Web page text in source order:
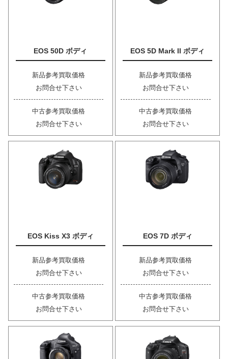
EOS 50D ボディ
新品参考買取価格
お問合せ下さい
中古参考買取価格
お問合せ下さい
EOS 5D Mark II ボディ
新品参考買取価格
お問合せ下さい
中古参考買取価格
お問合せ下さい
EOS Kiss X3 ボディ
新品参考買取価格
お問合せ下さい
中古参考買取価格
お問合せ下さい
EOS 7D ボディ
新品参考買取価格
お問合せ下さい
中古参考買取価格
お問合せ下さい